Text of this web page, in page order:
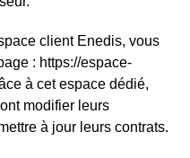
client Enedis, vous
: https://espace-
à cet espace dédié,
modifier leurs
à jour leurs contrats.